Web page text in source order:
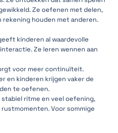
Ze oefenen met delen,
houden met anderen.
kinderen al waardevolle
Ze leren wennen aan
voor meer continuïteit.
en kinderen krijgen vaker de
te oefenen.
ritme en veel oefening,
Voor sommige